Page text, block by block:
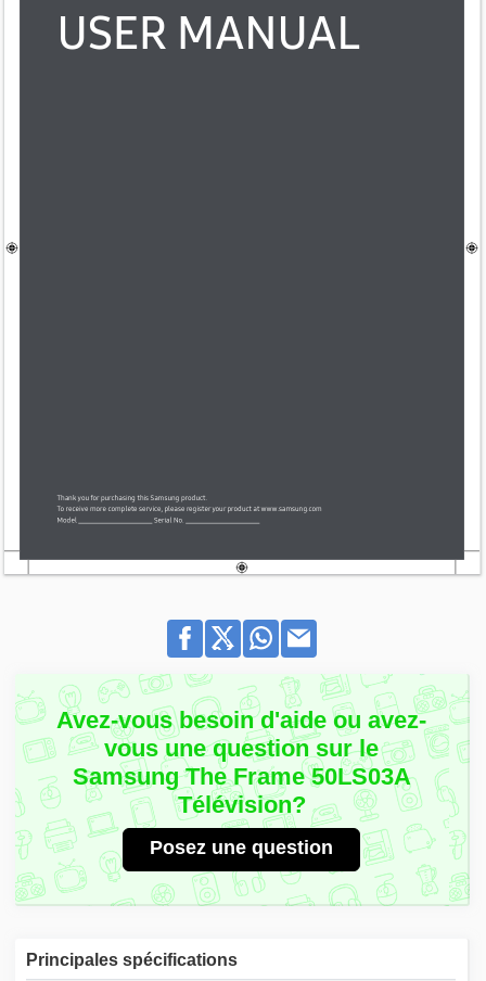
Avez-vous besoin d'aide ou avez-
vous une question sur le
Samsung The Frame 50LS03A
Télévision?
Posez une question
Principales spécifications